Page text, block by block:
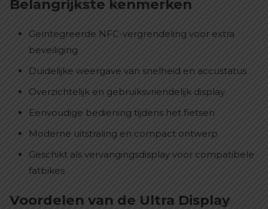
Belangrijkste kenmerken
Geïntegreerde NFC-vergrendeling voor extra
beveiliging
Duidelijke weergave van snelheid en accustatus
Overzichtelijk en gebruiksvriendelijk display
Eenvoudige bediening tijdens het fietsen
Moderne uitstraling en compact ontwerp
Geschikt als vervangingsdisplay voor compatibele
fatbikes
Voordelen van de Ultra Display